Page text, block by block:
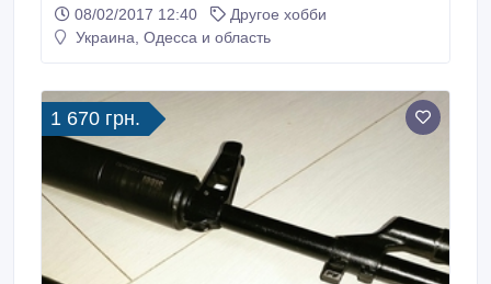
Роман..
08/02/2017 12:40
Другое хобби
Украина, Одесса и область
1 670 грн.